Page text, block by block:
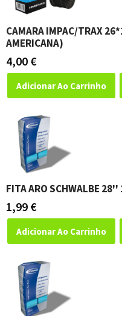
CAMARA IMPAC/TRAX
AMERICANA)
4,00 €
Adicionar Ao Carrinho
FITA ARO SCHWALBE
1,99 €
Adicionar Ao Carrinho